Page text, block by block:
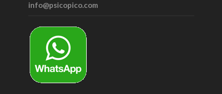
info@psicopico.com